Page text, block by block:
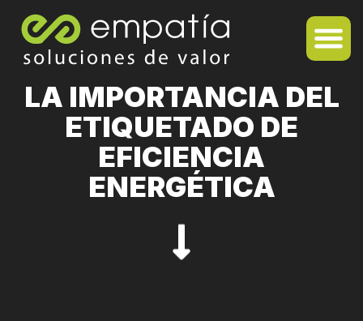
LA IMPORTANCIA DEL
ETIQUETADO DE
EFICIENCIA
ENERGÉTICA